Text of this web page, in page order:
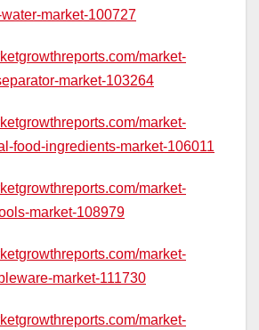
market-100727
market-
market-103264
market-
food-ingredients-market-106011
market-
market-108979
market-
market-111730
market-